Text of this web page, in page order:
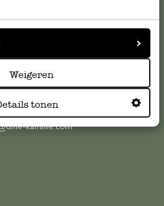
Weigeren
tonen
de conseil ou d’aide,
service clientèle. Ou retrouvez ici
les plus fréquemment posées.
kamille.com